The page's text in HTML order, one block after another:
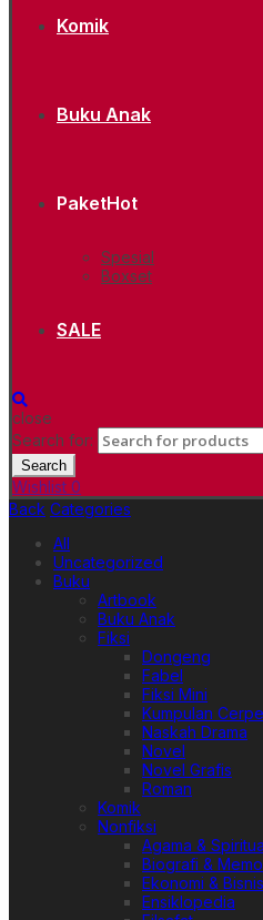
Komik
Buku Anak
PaketHot
Spesial
Boxset
SALE
close
Search for:
Search
Wishlist 0
Back Categories
All
Uncategorized
Buku
Artbook
Buku Anak
Fiksi
Dongeng
Fabel
Fiksi Mini
Kumpulan
Naskah Drama
Novel
Novel Grafis
Roman
Komik
Nonfiksi
Agama &
Biografi &
Ekonomi & Bisnis
Ensiklopedia